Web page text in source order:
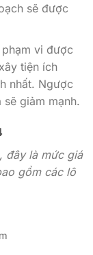
sẽ được
vi được
tiện ích
nhất. Ngược
giảm mạnh.
đây là mức giá
gồm các lô